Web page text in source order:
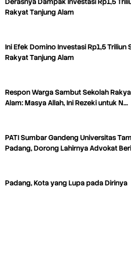
Rakyat Tanjung Alam
Ini Efek Domino Investasi Rp1,5 Triliun
Rakyat Tanjung Alam
Respon Warga Sambut Sekolah
Alam: Masya Allah, Ini Rezeki untuk N…
PATI Sumbar Gandeng Universitas
Padang, Dorong Lahirnya Advokat
Padang, Kota yang Lupa pada Dirinya